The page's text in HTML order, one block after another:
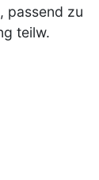
passend zu
teilw.